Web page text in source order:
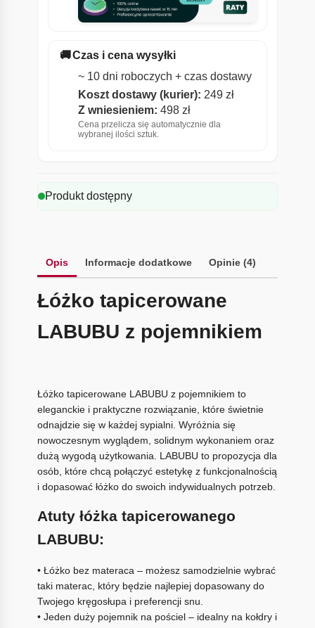
🚚Czas i cena wysyłki
~ 10 dni roboczych + czas dostawy
Koszt dostawy (kurier): 249 zł
Z wniesieniem: 498 zł
Cena przelicza się automatycznie dla
wybranej ilości sztuk.
Produkt dostępny
Opis Informacje dodatkowe Opinie (4)
Łóżko tapicerowane
LABUBU z pojemnikiem
Łóżko tapicerowane LABUBU z pojemnikiem to
eleganckie i praktyczne rozwiązanie, które świetnie
odnajdzie się w każdej sypialni. Wyróżnia się
nowoczesnym wyglądem, solidnym wykonaniem oraz
dużą wygodą użytkowania. LABUBU to propozycja dla
osób, które chcą połączyć estetykę z funkcjonalnością
i dopasować łóżko do swoich indywidualnych potrzeb.
Atuty łóżka tapicerowanego
LABUBU:
• Łóżko bez materaca – możesz samodzielnie wybrać
taki materac, który będzie najlepiej dopasowany do
Twojego kręgosłupa i preferencji snu.
• Jeden duży pojemnik na pościel – idealny na kołdry i